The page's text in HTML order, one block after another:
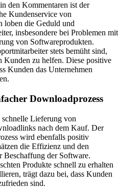
den Kommentaren ist der
Kundenservice von
loben die Geduld und
insbesondere bei Problemen mit
von Softwareprodukten.
stets bemüht sind,
Kunden zu helfen. Diese positive
Kunden das Unternehmen
Downloadprozess
Lieferung von
nach dem Kauf. Der
wird ebenfalls positiv
die Effizienz und den
Beschaffung der Software.
Produkte schnell zu erhalten
trägt dazu bei, dass Kunden
sind.